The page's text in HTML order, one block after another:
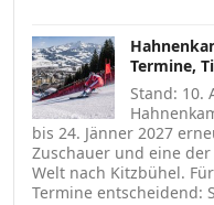
Termine,
Stand: 10.
bis 24. Jänner 2027
Zuschauer und eine
Welt nach Kitzbühel.
Termine entscheidend: